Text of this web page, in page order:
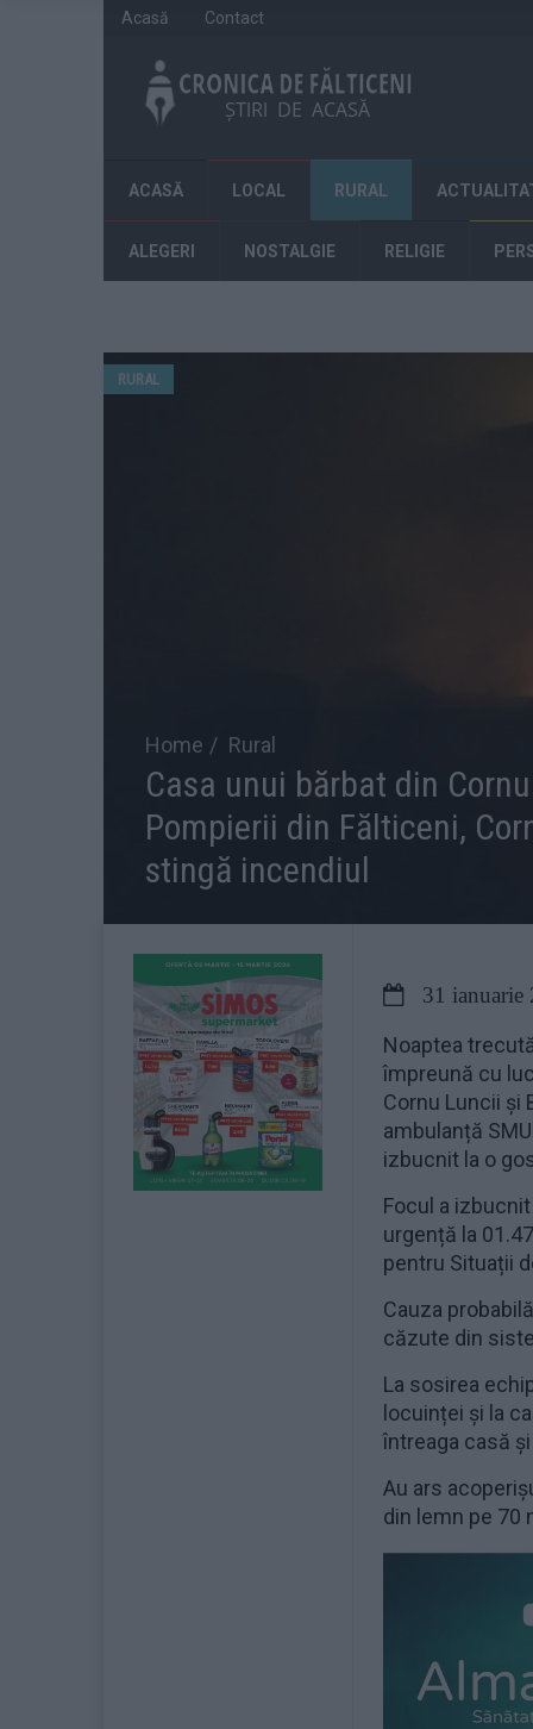
Acasă Contact
ACASĂ LOCAL RURAL
ALEGERI NOSTALGIE RELIGIE
RURAL
Home Rural
Casa unui bărbat din
Pompierii din Fălticeni,
stingă incendiul
31 ianuarie
Noaptea
împreună cu
Cornu Luncii și
ambulanță
izbucnit la o
Focul a
urgență la
pentru Situații
Cauza
căzute din
La sosirea
locuinței și la
întreaga casă
Au ars
din lemn pe 70